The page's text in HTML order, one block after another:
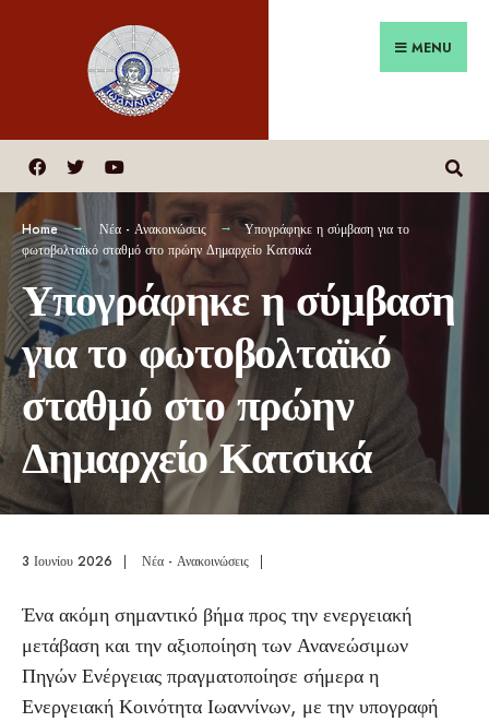
MENU
Home Νέα - Ανακοινώσεις
Υπογράφηκε η σύμβαση για το
φωτοβολταϊκό σταθμό στο πρώην Δημαρχείο Κατσικά
Υπογράφηκε η σύμβαση
για το φωτοβολταϊκό
σταθμό στο πρώην
Δημαρχείο Κατσικά
3 Ιουνίου 2026 | Νέα - Ανακοινώσεις |
Ένα ακόμη σημαντικό βήμα προς την ενεργειακή
μετάβαση και την αξιοποίηση των Ανανεώσιμων
Πηγών Ενέργειας πραγματοποίησε σήμερα η
Ενεργειακή Κοινότητα Ιωαννίνων, με την υπογραφή